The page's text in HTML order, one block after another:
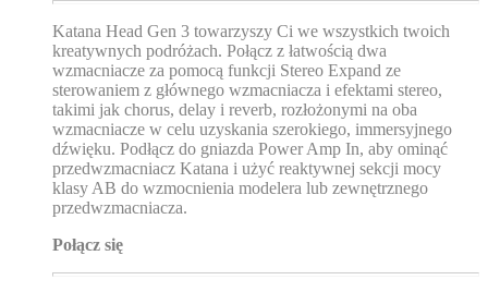
Katana Head Gen 3 towarzyszy Ci we wszystkich twoich
kreatywnych podróżach. Połącz z łatwością dwa
wzmacniacze za pomocą funkcji Stereo Expand ze
sterowaniem z głównego wzmacniacza i efektami stereo,
takimi jak chorus, delay i reverb, rozłożonymi na oba
wzmacniacze w celu uzyskania szerokiego, immersyjnego
dźwięku. Podłącz do gniazda Power Amp In, aby ominąć
przedwzmacniacz Katana i użyć reaktywnej sekcji mocy
klasy AB do wzmocnienia modelera lub zewnętrznego
przedwzmacniacza.
Połącz się